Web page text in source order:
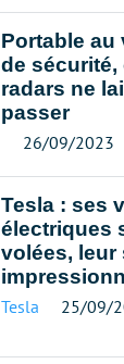
Portable au
de
radars ne
passer
26/09/2023
Tesla : ses
électriques
volées, leur
Tesla 25/09/